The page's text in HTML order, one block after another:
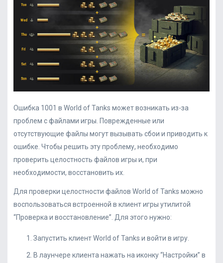
Ошибка 1001 в World of Tanks может возникать из-за
проблем с файлами игры. Поврежденные или
отсутствующие файлы могут вызывать сбои и приводить к
ошибке. Чтобы решить эту проблему, необходимо
проверить целостность файлов игры и, при
необходимости, восстановить их.
Для проверки целостности файлов World of Tanks можно
воспользоваться встроенной в клиент игры утилитой
“Проверка и восстановление”. Для этого нужно:
Запустить клиент World of Tanks и войти в игру.
В лаунчере клиента нажать на иконку “Настройки” в